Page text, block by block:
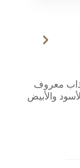
معروف
والأبيض